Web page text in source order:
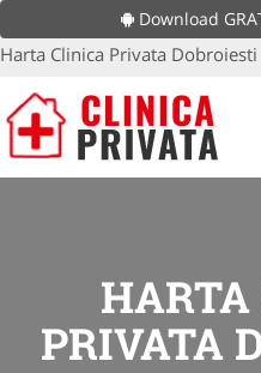
Download
Harta Clinica Privata Dobroiesti
PRIVATA